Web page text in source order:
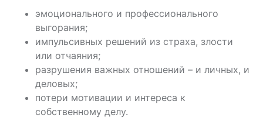
эмоционального и профессионального
выгорания;
импульсивных решений из страха, злости
или отчаяния;
разрушения важных отношений – и личных, и
деловых;
потери мотивации и интереса к
собственному делу.